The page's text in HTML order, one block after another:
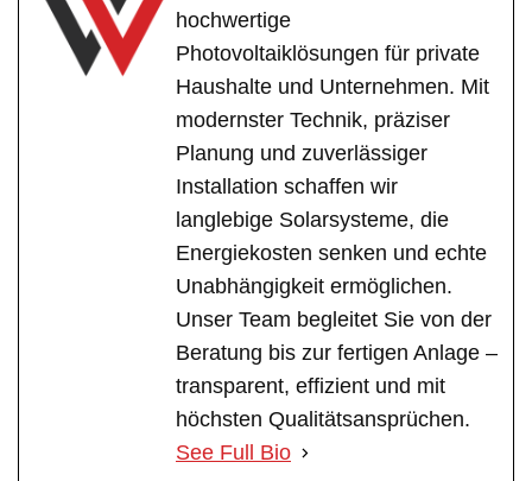
hochwertige
Photovoltaiklösungen für private
Haushalte und Unternehmen. Mit
modernster Technik, präziser
Planung und zuverlässiger
Installation schaffen wir
langlebige Solarsysteme, die
Energiekosten senken und echte
Unabhängigkeit ermöglichen.
Unser Team begleitet Sie von der
Beratung bis zur fertigen Anlage –
transparent, effizient und mit
höchsten Qualitätsansprüchen.
See Full Bio